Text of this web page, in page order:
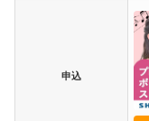
申込